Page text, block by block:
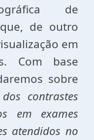
de
de outro
em
Com base
sobre
contrastes
em exames
atendidos no